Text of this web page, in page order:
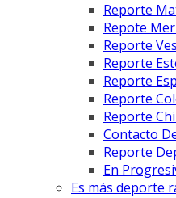
Reporte
Repote
Reporte
Reporte
Reporte
Reporte
Reporte
Contacto
Reporte
En
Es más deporte